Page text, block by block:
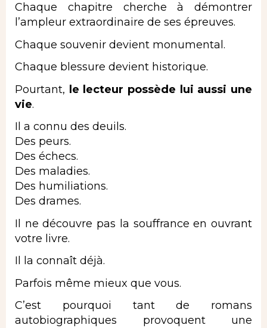
Chaque chapitre cherche à démontrer
l’ampleur extraordinaire de ses épreuves.
Chaque souvenir devient monumental.
Chaque blessure devient historique.
Pourtant,
le lecteur possède lui aussi une
vie.
Il a connu des deuils.
Des peurs.
Des échecs.
Des maladies.
Des humiliations.
Des drames.
Il ne découvre pas la souffrance en ouvrant
votre livre.
Il la connaît déjà.
Parfois même mieux que vous.
C’est pourquoi tant de romans
autobiographiques provoquent une